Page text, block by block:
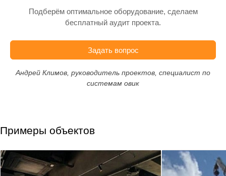
Подберём оптимальное оборудование, сделаем
бесплатный аудит проекта.
Задать вопрос
Андрей Климов, руководитель проектов, специалист по
системам овик
Примеры объектов